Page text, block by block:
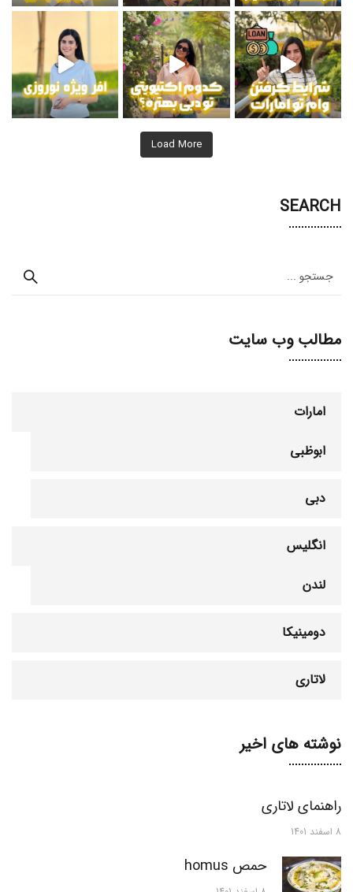
اطلاعات بیشتر
Load More
SEARCH
مطالب وب سایت
امارات
ابوظبی
دبی
انگلیس
لندن
دومینیکا
لاتاری
نوشته های اخیر
راهنمای لاتاری
8 اسفند 1401
حمص homus